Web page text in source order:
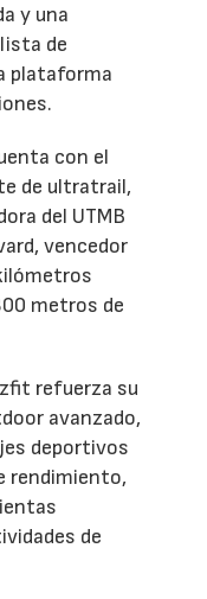
y una
de
plataforma
con el
de ultratrail,
del UTMB
vencedor
metros de
refuerza su
avanzado,
deportivos
rendimiento,
de